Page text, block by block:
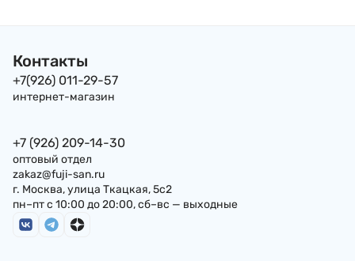
Контакты
+7(926) 011-29-57
интернет-магазин
+7 (926) 209-14-30
оптовый отдел
zakaz@fuji-san.ru
г. Москва, улица Ткацкая, 5с2
пн–пт с 10:00 до 20:00, сб–вс — выходные